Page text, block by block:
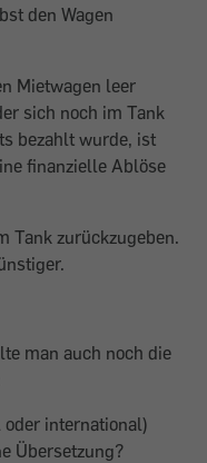
den Wagen
Mietwagen leer
sich noch im Tank
bezahlt wurde, ist
finanzielle Ablöse
Tank zurückzugeben.
man auch noch die
international)
Übersetzung?